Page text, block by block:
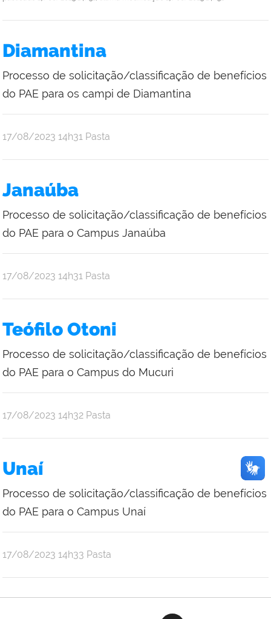
Diamantina
Processo de solicitação/classificação de benefícios
do PAE para os campi de Diamantina
publicado
17/08/2023 14h31 Pasta
Janaúba
Processo de solicitação/classificação de benefícios
do PAE para o Campus Janaúba
publicado
17/08/2023 14h31 Pasta
Teófilo Otoni
Processo de solicitação/classificação de benefícios
do PAE para o Campus do Mucuri
publicado
17/08/2023 14h32 Pasta
Unaí
Processo de solicitação/classificação de benefícios
do PAE para o Campus Unaí
publicado
17/08/2023 14h33 Pasta